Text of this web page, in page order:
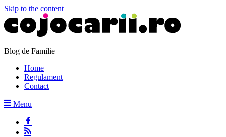
Skip to the content
Blog de Familie
Home
Regulament
Contact
Menu